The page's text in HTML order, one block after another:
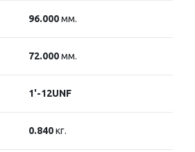
96.000мм.
72.000мм.
1'-12UNF
0.840кг.